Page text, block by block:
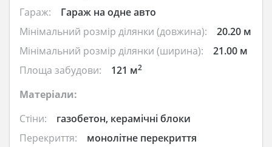
Гараж:
Гараж на одне авто
Мінімальний розмір ділянки (довжина):
20.20 м
Мінімальний розмір ділянки (ширина):
21.00 м
Площа забудови:
121 м2
Матеріали:
Стіни:
газобетон, керамічні блоки
Перекриття:
монолітне перекриття